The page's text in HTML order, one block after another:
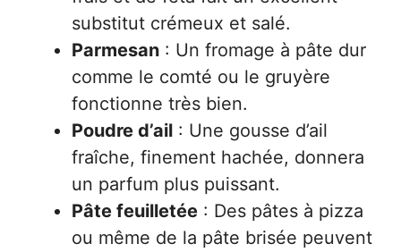
substitut crémeux et salé.
Parmesan : Un fromage à pâte dur
comme le comté ou le gruyère
fonctionne très bien.
Poudre d’ail : Une gousse d’ail
fraîche, finement hachée, donnera
un parfum plus puissant.
Pâte feuilletée : Des pâtes à pizza
ou même de la pâte brisée peuvent